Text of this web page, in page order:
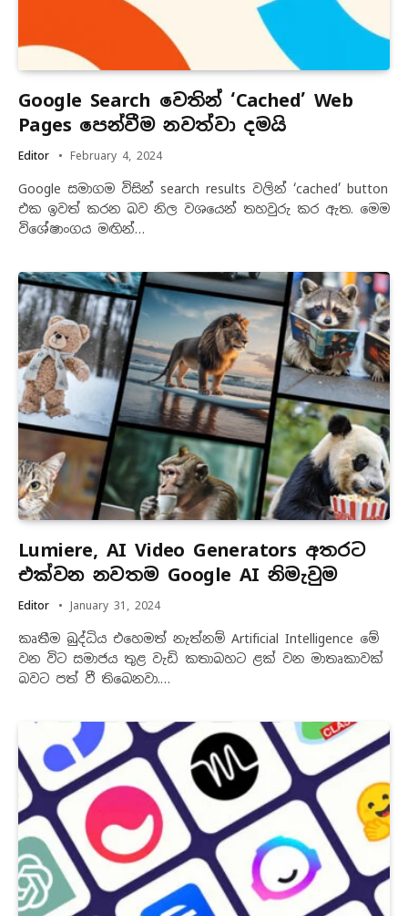
Google Search වෙතින් ‘Cached’ Web
Pages පෙන්වීම නවත්වා දමයි
Editor February 4, 2024
Google සමාගම විසින් search results වලින් ‘cached’ button
එක ඉවත් කරන බව නිල වශයෙන් තහවුරු කර ඇත. මෙම
විශේෂාංගය මඟින්…
Lumiere, AI Video Generators අතරට
එක්වන නවතම Google AI නිමැවු​ම
Editor January 31, 2024
කෘතීම බුද්ධිය එහෙමත් නැත්නම් Artificial Intelligence මේ
වන විට සමාජය තුළ වැඩි කතාබහට ළක් වන මාතෘකාවක්
බවට පත් වී තිබෙනවා.…